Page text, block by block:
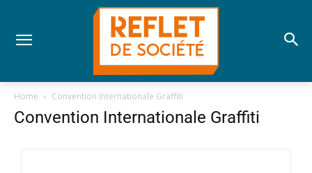
Home Convention Internationale Graffiti
Convention Internationale Graffiti